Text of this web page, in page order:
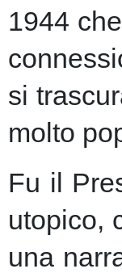
1944
si
molto
Fu il
utopico,
una